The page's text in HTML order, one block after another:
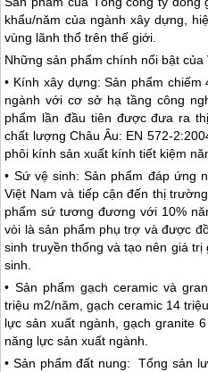
khẩu/năm của ngành xây dựng,
vùng lãnh thổ trên thế giới.
Những sản phẩm chính nổi bật của
• Kính xây dựng: Sản phẩm
ngành với cơ sở hạ tầng công
phẩm lần đầu tiên được đưa ra
chất lượng Châu Âu: EN 572-
phôi kính sản xuất kính tiết kiệm
• Sứ vệ sinh: Sản phẩm đáp ứng
Việt Nam và tiếp cận đến thị
phẩm sứ tương đương với 10%
vòi là sản phẩm phụ trợ và được
sinh truyền thống và tạo nên giá
sinh.
• Sản phẩm gạch ceramic và
triệu m2/năm, gạch ceramic 14
lực sản xuất ngành, gạch granite
năng lực sản xuất ngành.
• Sản phẩm đất nung: Tổng sản